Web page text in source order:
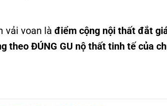
vải voan là điểm cộng nội thất đắt
theo ĐÚNG GU nộ thất tinh tế của